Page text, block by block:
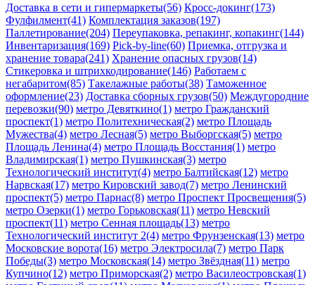
Доставка в сети и гипермаркеты(56) Кросс-докинг(173)
Фулфилмент(41) Комплектация заказов(197)
Паллетирование(204) Переупаковка, репакинг, копакинг(144)
Инвентаризация(169) Pick-by-line(60) Приемка, отгрузка и
хранение товара(241) Хранение опасных грузов(14)
Стикеровка и штрихкодирование(146) Работаем с
негабаритом(85) Такелажные работы(38) Таможенное
оформление(23) Доставка сборных грузов(50) Междугородние
перевозки(90) метро Девяткино(1) метро Гражданский
проспект(1) метро Политехническая(2) метро Площадь
Мужества(4) метро Лесная(5) метро Выборгская(5) метро
Площадь Ленина(4) метро Площадь Восстания(1) метро
Владимирская(1) метро Пушкинская(3) метро
Технологический институт(4) метро Балтийская(12) метро
Нарвская(17) метро Кировский завод(7) метро Ленинский
проспект(5) метро Парнас(8) метро Проспект Просвещения(5)
метро Озерки(1) метро Горьковская(11) метро Невский
проспект(11) метро Сенная площадь(13) метро
Технологический институт 2(4) метро Фрунзенская(13) метро
Московские ворота(16) метро Электросила(7) метро Парк
Победы(3) метро Московская(14) метро Звёздная(11) метро
Купчино(12) метро Приморская(2) метро Василеостровская(1)